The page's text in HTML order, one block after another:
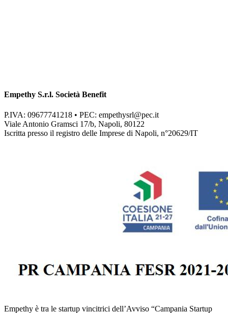
Empethy S.r.l. Società Benefit
P.IVA: 09677741218 • PEC: empethysrl@pec.it
Viale Antonio Gramsci 17/b, Napoli, 80122
Iscritta presso il registro delle Imprese di Napoli, n°20629/IT
Empethy è tra le startup vincitrici dell’Avviso “Campania Startup